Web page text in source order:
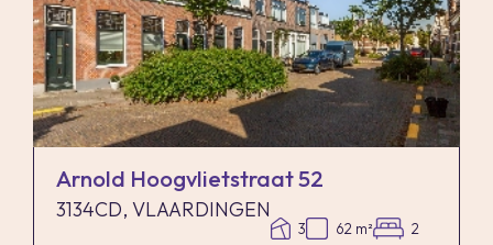
koper van cruciaal belang zijn, adviseren wij
deze zelf na te meten. De (kandidaat)koper(s)
zullen, indien gewenst, daartoe in de
gelegenheid gesteld worden op een passend
moment teneinde teleurstellingen en schade te
voorkomen.
Arnold Hoogvlietstraat 52
3134CD, VLAARDINGEN
3 62 m² 2